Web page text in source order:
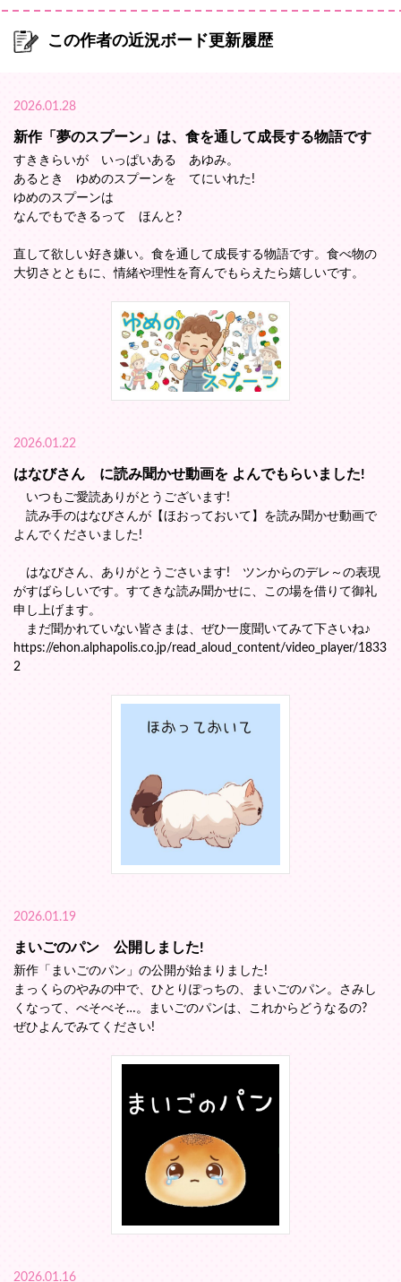
この作者の近況ボード更新履歴
2026.01.28
新作「夢のスプーン」は、食を通して成長する物語です
すききらいが いっぱいある あゆみ。
あるとき ゆめのスプーンを てにいれた!
ゆめのスプーンは
なんでもできるって ほんと?
直して欲しい好き嫌い。食を通して成長する物語です。食べ物の
大切さとともに、情緒や理性を育んでもらえたら嬉しいです。
2026.01.22
はなびさん に読み聞かせ動画を よんでもらいました!
いつもご愛読ありがとうございます!
読み手のはなびさんが【ほおっておいて】を読み聞かせ動画で
よんでくださいました!
はなびさん、ありがとうごさいます! ツンからのデレ～の表現
がすばらしいです。すてきな読み聞かせに、この場を借りて御礼
申し上げます。
まだ聞かれていない皆さまは、ぜひ一度聞いてみて下さいね♪
https://ehon.alphapolis.co.jp/read_aloud_content/video_player/1833
2
2026.01.19
まいごのパン 公開しました!
新作「まいごのパン」の公開が始まりました!
まっくらのやみの中で、ひとりぽっちの、まいごのパン。さみし
くなって、べそべそ…。まいごのパンは、これからどうなるの?
ぜひよんでみてください!
2026.01.16